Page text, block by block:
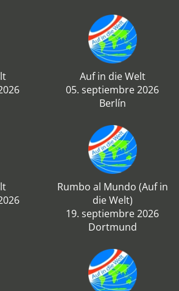
Auf in die Welt
05. septiembre 2026
Berlín
Rumbo al Mundo (Auf in
die Welt)
19. septiembre 2026
Dortmund